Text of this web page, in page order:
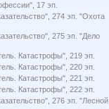
17 эп.
274 эп. "Охота
275 эп. "Дело
Катастрофы", 219 эп.
Катастрофы", 220 эп.
Катастрофы", 221 эп.
Катастрофы", 222 эп.
276 эп. "Лесной